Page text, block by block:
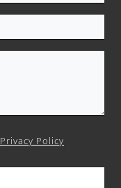
Privacy Policy